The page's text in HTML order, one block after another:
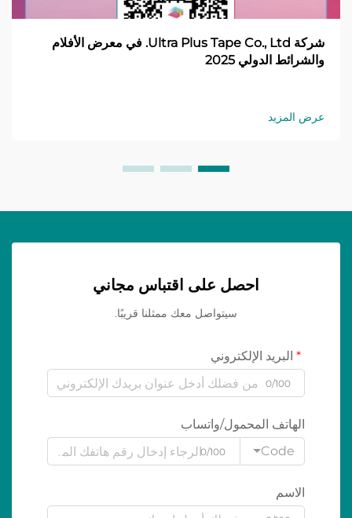
شركة Ultra Plus Tape Co., Ltd. في معرض الأفلام
والشرائط الدولي 2025
عرض المزيد
احصل على اقتباس مجاني
سيتواصل معك ممثلنا قريبًا.
البريد الإلكتروني
0/100
الهاتف المحمول/واتساب
Code
0/100
الاسم